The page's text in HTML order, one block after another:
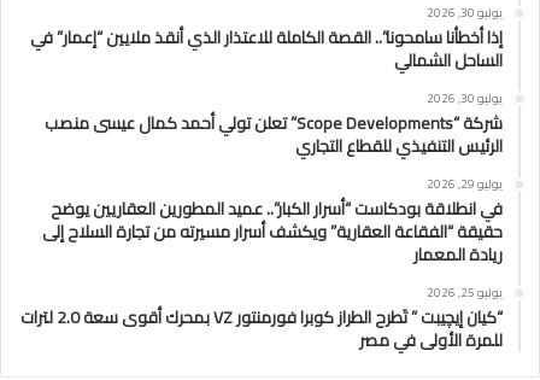
يوليو 30, 2026
إذا أخطأنا سامحونا”.. القصة الكاملة للاعتذار الذي أنقذ ملايين “إعمار” في
الساحل الشمالي
يوليو 30, 2026
شركة “Scope Developments” تعلن تولي أحمد كمال عيسى منصب
الرئيس التنفيذي للقطاع التجاري
يوليو 29, 2026
في انطلاقة بودكاست “أسرار الكبار”.. عميد المطورين العقاريين يوضح
حقيقة “الفقاعة العقارية” ويكشف أسرار مسيرته من تجارة السلاح إلى
ريادة المعمار
يوليو 25, 2026
“كيان إيچيبت ” تَطرح الطراز كوبرا فورمنتور VZ بمحرك أقوى سعة 2.0 لترات
للمرة الأولى في مصر